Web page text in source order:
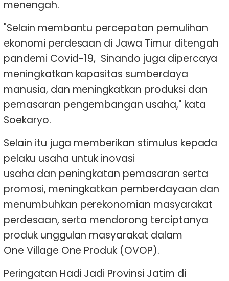
menengah.
"Selain membantu percepatan pemulihan
ekonomi perdesaan di Jawa Timur ditengah
pandemi Covid-19, Sinando juga dipercaya
meningkatkan kapasitas sumberdaya
manusia, dan meningkatkan produksi dan
pemasaran pengembangan usaha," kata
Soekaryo.
Selain itu juga memberikan stimulus kepada
pelaku usaha untuk inovasi
usaha dan peningkatan pemasaran serta
promosi, meningkatkan pemberdayaan dan
menumbuhkan perekonomian masyarakat
perdesaan, serta mendorong terciptanya
produk unggulan masyarakat dalam
One Village One Produk (OVOP).
Peringatan Hadi Jadi Provinsi Jatim di